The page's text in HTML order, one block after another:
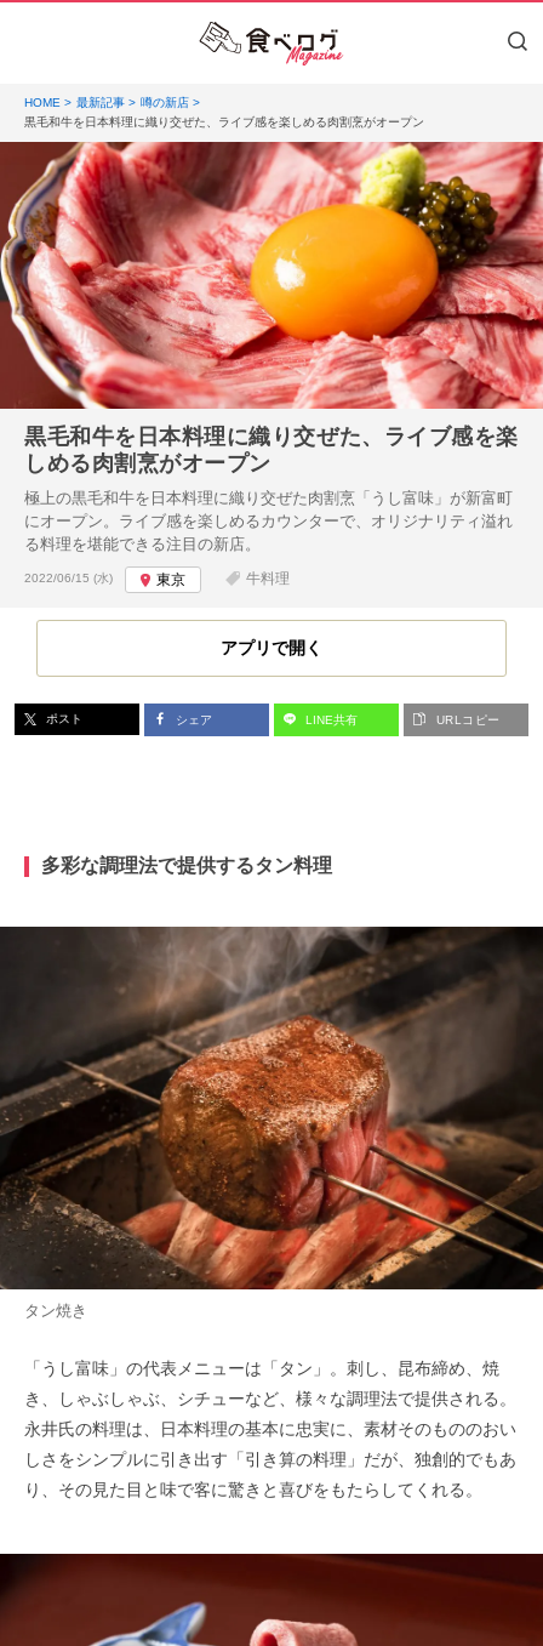
HOME 最新記事
噂の新店
黒毛和牛を日本料理に織り交ぜた、ライブ感を楽しめる肉割烹がオープン
黒毛和牛を日本料理に織り交ぜた、ライブ感を楽
しめる肉割烹がオープン
極上の黒毛和牛を日本料理に織り交ぜた肉割烹「うし富味」が新富町
にオープン。ライブ感を楽しめるカウンターで、オリジナリティ溢れ
る料理を堪能できる注目の新店。
投稿日:
2022/06/15 (水) 東京 牛料理
アプリで開く
ポスト シェア LINE共有 URLコピー
多彩な調理法で提供するタン料理
タン焼き
「うし富味」の代表メニューは「タン」。刺し、昆布締め、焼
き、しゃぶしゃぶ、シチューなど、様々な調理法で提供される。
永井氏の料理は、日本料理の基本に忠実に、素材そのもののおい
しさをシンプルに引き出す「引き算の料理」だが、独創的でもあ
り、その見た目と味で客に驚きと喜びをもたらしてくれる。